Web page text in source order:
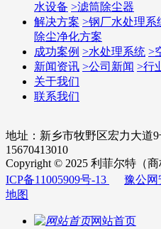
水设备 >滤筒除尘器
解决方案 >钢厂水处理系
除尘净化方案
成功案例 >水处理系统 >
新闻资讯 >公司新闻 >行
关于我们
联系我们
地址：新乡市牧野区宏力大
15670413010
Copyright © 2025 利菲尔特（
ICP备11005909号-13
豫公网
地图
网站首页